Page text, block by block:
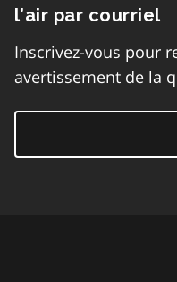
l’air par courriel
Inscrivez-vous pour
avertissement de la